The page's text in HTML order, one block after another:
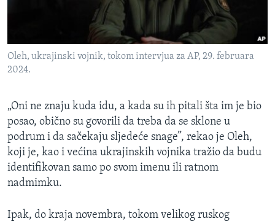
Oleh, ukrajinski vojnik, tokom intervjua za AP, 29. februara
2024.
„Oni ne znaju kuda idu, a kada su ih pitali šta im je bio
posao, obično su govorili da treba da se sklone u
podrum i da sačekaju sljedeće snage”, rekao je Oleh,
koji je, kao i većina ukrajinskih vojnika tražio da budu
identifikovan samo po svom imenu ili ratnom
nadmimku.
Ipak, do kraja novembra, tokom velikog ruskog